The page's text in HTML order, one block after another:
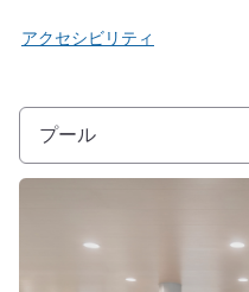
アクセシビリティ
プール
詳細を表示